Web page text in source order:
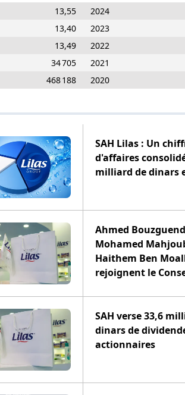
13,55
13,40
13,49
34 705
468 188
2024
2023
2022
2021
2020
SAH Lilas : Un
d'affaires
milliard de dinars
Ahmed
Mohamed
Haithem Ben
rejoignent le
SAH verse 33,6
dinars de
actionnaires